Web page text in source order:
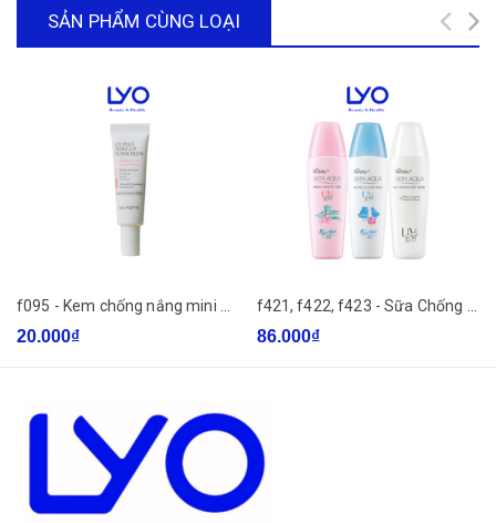
tia UVA/UVB
• Chất sữa mỏng nhẹ, thấm nhanh trên da, giúp nuôi dưỡng
Panthenol, Glycerin, Aloe Vera, Vitamin E.
• Không gây kích ứng và không gây cay mắt
• Sản phẩm nổi bật với:
KHÔNG CHỨA PARABEN
KHÔNG GÂY CAY MẮT
HƯỚNG DẪN SỬ DỤNG
- Phù hợp cho bé từ 6 tháng tuổi trở lên. Dùng cho mặt và
SẢN PHẨM CÙNG LOẠI
20.000₫ 86.000₫